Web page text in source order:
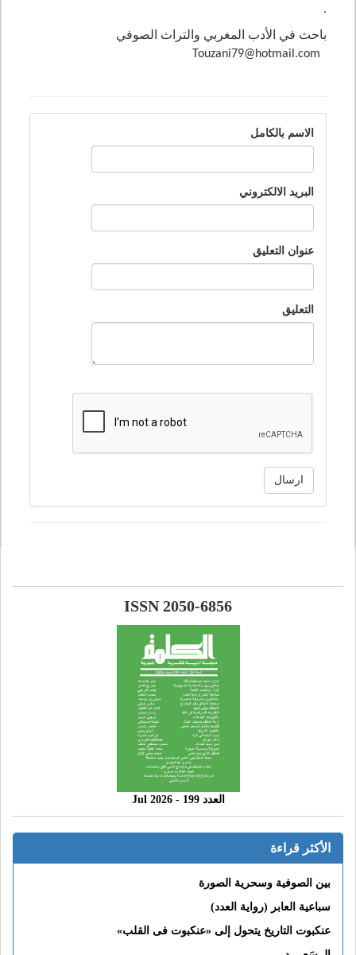
.
باحث في الأدب المغربي والتراث الصوفي
Touzani79@hotmail.com
الاسم بالكامل
البريد الالكتروني
عنوان التعليق
التعليق
ارسال
ISSN 2050-6856
العدد 199 - 2026 Jul
الأكثر قراءة
بين الصوفية وسحرية الصورة
سباعية العابر (رواية العدد)
عنكبوت التاريخ يتحول إلى «عنكبوت فى القلب»